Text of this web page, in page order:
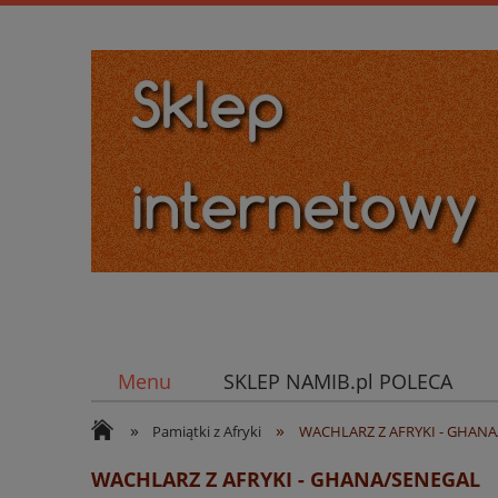
Menu SKLEP NAMIB.pl POLECA
» Pamiątki z Afryki » WACHLARZ Z AFRYKI -
WACHLARZ Z AFRYKI - GHANA/SENEGAL